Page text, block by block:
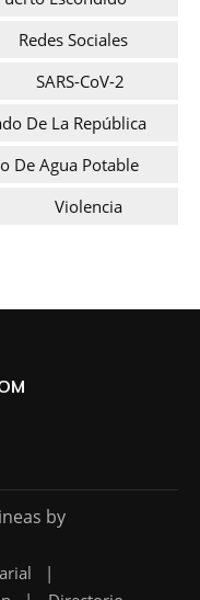
Redes Sociales
SARS-CoV-2
De La República
De Agua Potable
Violencia
by